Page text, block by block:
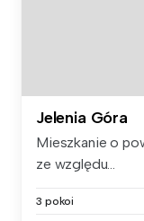
Jelenia Góra
Mieszkanie o
ze względu...
3 pokoi